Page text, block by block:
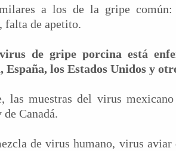
a los de la gripe común:
falta de apetito.
de gripe porcina está
España, los Estados Unidos y
las muestras del virus
Canadá.
de virus humano, virus